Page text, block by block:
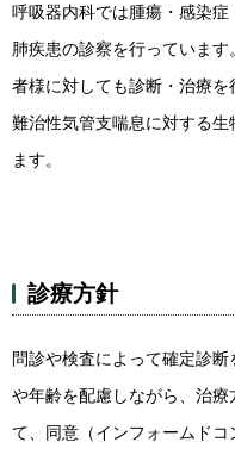
呼吸器内科では腫瘍・感染
肺疾患の診察を行っていま
者様に対しても診断・治療を
難治性気管支喘息に対する
ます。
診療方針
問診や検査によって確定診断
や年齢を配慮しながら、治
て、同意（インフォームド